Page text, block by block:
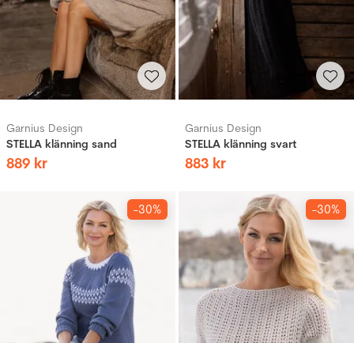
Garnius Design
STELLA klänning sand
889 kr
Garnius Design
STELLA klänning svart
883 kr
-30% -30%